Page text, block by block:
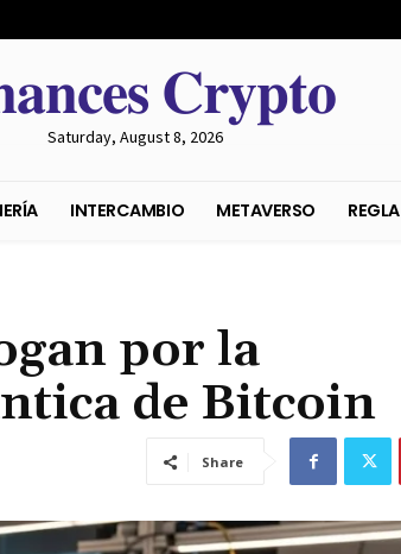
𝐂𝐫𝐲𝐩𝐭𝐨
Saturday, August 8, 2026
por la
de Bitcoin
Share